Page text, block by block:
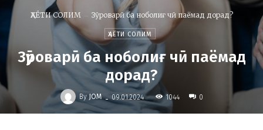
ҲАЁТИ СОЛИМ Зӯроварӣ ба ноболиғ чӣ паёмад дорад?
ҲАЁТИ СОЛИМ
Зӯроварӣ ба ноболиғ чӣ паёмад
дорад?
By JOM - 09.01.2024 1044 0